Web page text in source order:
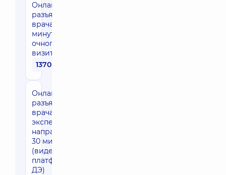
Онлайн-
разъяснение
врача до 30
минут после
очного
визита
1370 грн
Онлайн-
разъяснение
врача
эксперта
направления
30 мин
(видео-
платформа
ДЭ)